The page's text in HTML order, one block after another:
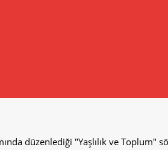
düzenlediği "Yaşlılık ve Toplum"